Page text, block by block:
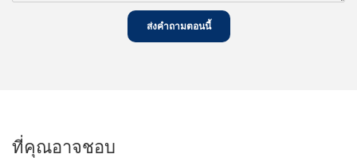
ส่งคำถามตอนนี้
ที่คุณอาจชอบ